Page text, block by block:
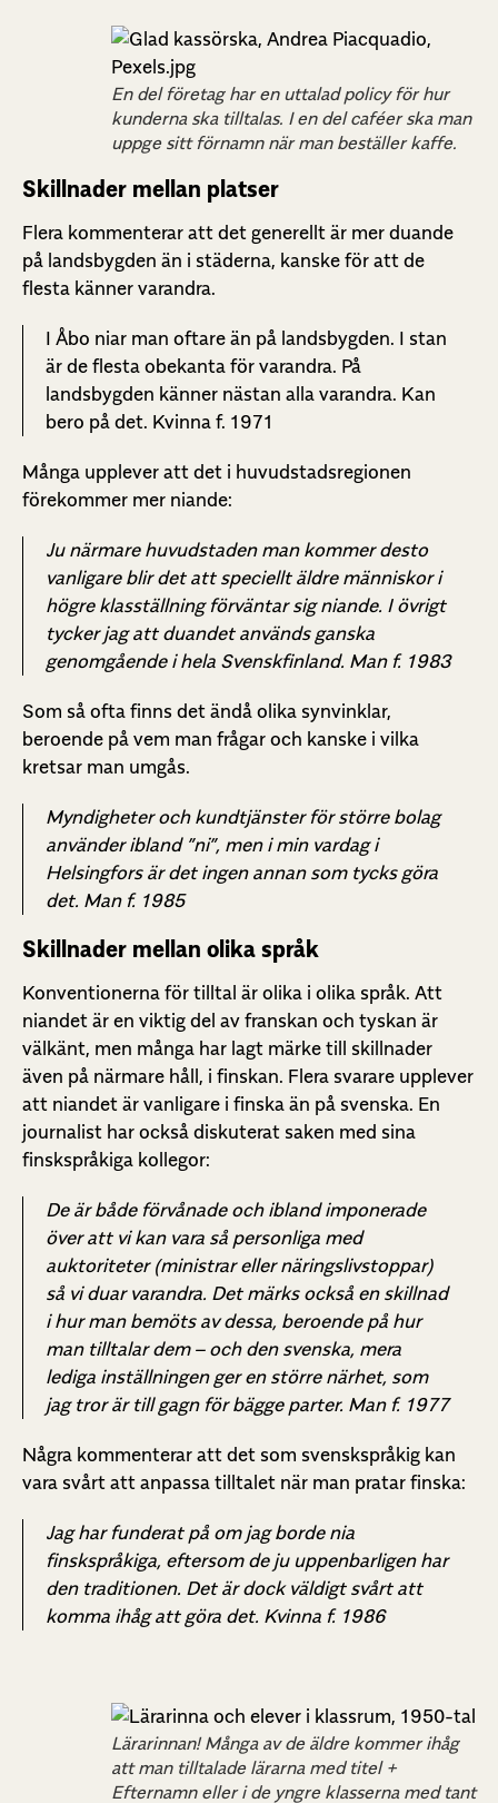
En del företag har en uttalad policy för hur
kunderna ska tilltalas. I en del caféer ska man
uppge sitt förnamn när man beställer kaffe.
Skillnader mellan platser
Flera kommenterar att det generellt är mer duande
på landsbygden än i städerna, kanske för att de
flesta känner varandra.
I Åbo niar man oftare än på landsbygden. I stan
är de flesta obekanta för varandra. På
landsbygden känner nästan alla varandra. Kan
bero på det. Kvinna f. 1971
Många upplever att det i huvudstadsregionen
förekommer mer niande:
Ju närmare huvudstaden man kommer desto
vanligare blir det att speciellt äldre människor i
högre klasställning förväntar sig niande. I övrigt
tycker jag att duandet används ganska
genomgående i hela Svenskfinland. Man f. 1983
Som så ofta finns det ändå olika synvinklar,
beroende på vem man frågar och kanske i vilka
kretsar man umgås.
Myndigheter och kundtjänster för större bolag
använder ibland ”ni”, men i min vardag i
Helsingfors är det ingen annan som tycks göra
det. Man f. 1985
Skillnader mellan olika språk
Konventionerna för tilltal är olika i olika språk. Att
niandet är en viktig del av franskan och tyskan är
välkänt, men många har lagt märke till skillnader
även på närmare håll, i finskan. Flera svarare upplever
att niandet är vanligare i finska än på svenska. En
journalist har också diskuterat saken med sina
finskspråkiga kollegor:
De är både förvånade och ibland imponerade
över att vi kan vara så personliga med
auktoriteter (ministrar eller näringslivstoppar)
så vi duar varandra. Det märks också en skillnad
i hur man bemöts av dessa, beroende på hur
man tilltalar dem – och den svenska, mera
lediga inställningen ger en större närhet, som
jag tror är till gagn för bägge parter. Man f. 1977
Några kommenterar att det som svenskspråkig kan
vara svårt att anpassa tilltalet när man pratar finska:
Jag har funderat på om jag borde nia
finskspråkiga, eftersom de ju uppenbarligen har
den traditionen. Det är dock väldigt svårt att
komma ihåg att göra det. Kvinna f. 1986
Lärarinnan! Många av de äldre kommer ihåg
att man tilltalade lärarna med titel +
Efternamn eller i de yngre klasserna med tant